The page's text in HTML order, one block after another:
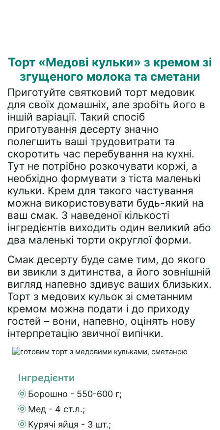
Торт «Медові кульки» з кремом зі
згущеного молока та сметани
Приготуйте святковий торт медовик
для своїх домашніх, але зробіть його в
іншій варіації. Такий спосіб
приготування десерту значно
полегшить ваші трудовитрати та
скоротить час перебування на кухні.
Тут не потрібно розкочувати коржі, а
необхідно формувати з тіста маленькі
кульки. Крем для такого частування
можна використовувати будь-який на
ваш смак. З наведеної кількості
інгредієнтів виходить один великий або
два маленькі торти округлої форми.
Смак десерту буде саме тим, до якого
ви звикли з дитинства, а його зовнішній
вигляд напевно здивує ваших близьких.
Торт з медових кульок зі сметанним
кремом можна подати і до приходу
гостей – вони, напевно, оцінять нову
інтерпретацію звичної випічки.
Інгредієнти
Борошно - 550-600 г;
Мед - 4 ст.л.;
Курячі яйця - 3 шт.;